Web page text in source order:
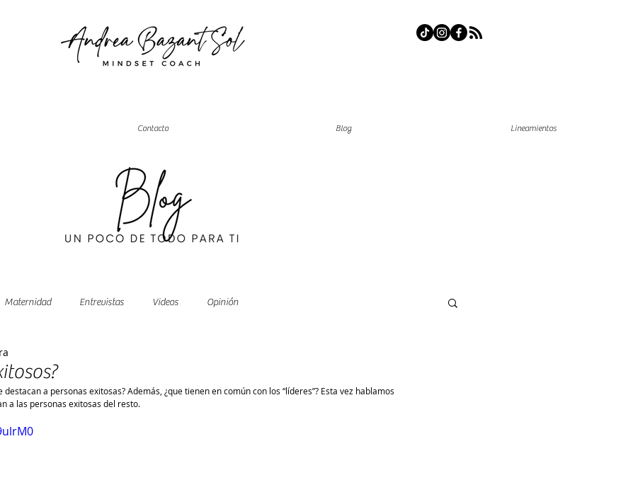
Contacto Blog Lineamientos
Maternidad Entrevistas Videos Opinión
a personas exitosas? Además, ¿que tienen en común con los “líderes”? Esta vez hablamos
a las personas exitosas del resto.